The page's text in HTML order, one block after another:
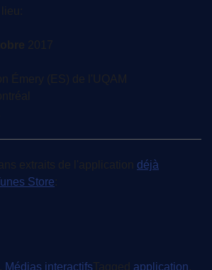
2017
Émery (ES) de l'UQAM
extraits de l'application déjà
Store
, Médias interactifsTagged application,